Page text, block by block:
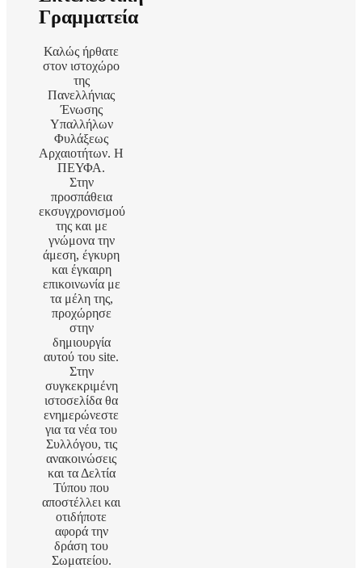
Γραμματεία
Καλώς ήρθατε
στον ιστοχώρο
της
Πανελλήνιας
Ένωσης
Υπαλλήλων
Φυλάξεως
Αρχαιοτήτων. Η
ΠΕΥΦΑ.
Στην
προσπάθεια
εκσυγχρονισμού
της και με
γνώμονα την
άμεση, έγκυρη
και έγκαιρη
επικοινωνία με
τα μέλη της,
προχώρησε
στην
δημιουργία
αυτού του site.
Στην
συγκεκριμένη
ιστοσελίδα θα
ενημερώνεστε
για τα νέα του
Συλλόγου, τις
ανακοινώσεις
και τα Δελτία
Τύπου που
αποστέλλει και
οτιδήποτε
αφορά την
δράση του
Σωματείου.